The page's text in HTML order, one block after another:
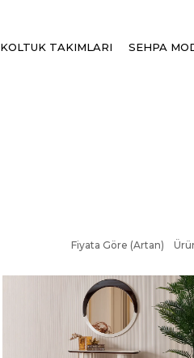
KOLTUK TAKIMLARI SEHPA
Fiyata Göre (Artan)